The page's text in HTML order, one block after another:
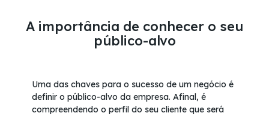
A importância de conhecer o seu
público-alvo
Uma das chaves para o sucesso de um negócio é
definir o público-alvo da empresa. Afinal, é
compreendendo o perfil do seu cliente que será